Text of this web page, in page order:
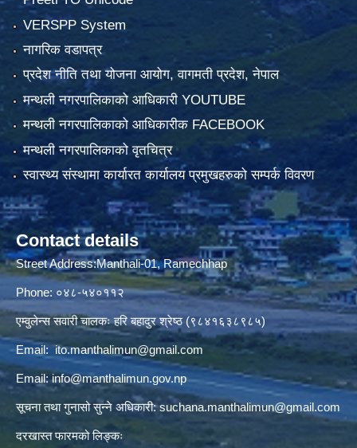
VERSPP System
नागरिक वडापत्र
प्रदेश नीति तथा योजना आयोग, वागमती प्रदेश, नेपाल
मन्थली नगरपालिकाको आधिकारी YOUTUBE
मन्थली नगरपालिकाको आधिकारीक FACEBOOK
मन्थली नगरपालिकाको वृतचित्र
स्वास्थ्य संस्थामा कार्यारत कार्यालय प्रमुखहरुको सम्पर्क विवरण
Contact details
Street Address:Manthali-01, Ramechhap
Phone: ०४८-५४०११२
एम्वुलेन्स सवारी चालकः हरि बहादुर श्रेष्ठ (९८४१६३८९८५)
Email:ito.manthalimun@gmail.com
Email:info@manthalimun.gov.np
सूचना तथा गुनासो सुन्ने अधिकारी:suchana.manthalimun@gmail.com
दरखास्त फारमको लिङ्कः